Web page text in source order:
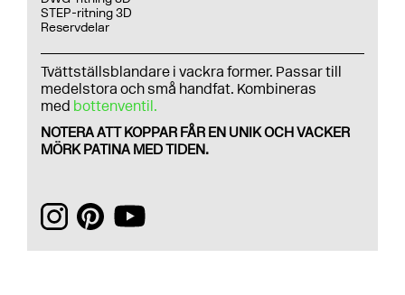
STEP-ritning 3D
Reservdelar
Tvättställsblandare i vackra former. Passar till
medelstora och små handfat. Kombineras
med bottenventil.
NOTERA ATT KOPPAR FÅR EN UNIK OCH VACKER
MÖRK PATINA MED TIDEN.